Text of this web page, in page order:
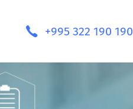
+995 322 190 190